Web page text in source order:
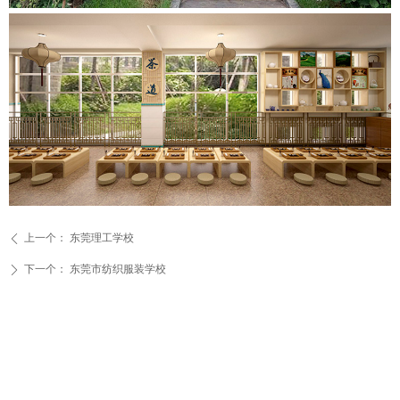
ꄴ 上一个： 东莞理工学校
ꄲ 下一个： 东莞市纺织服装学校